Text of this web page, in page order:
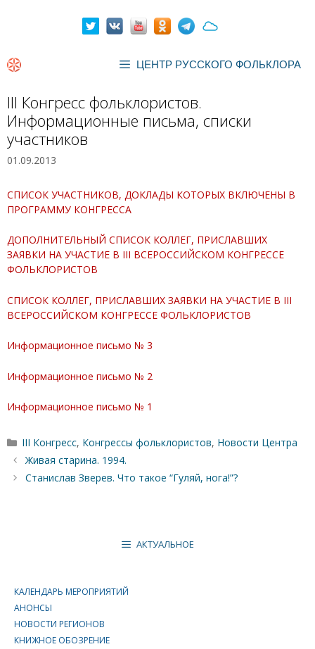
ЦЕНТР РУССКОГО ФОЛЬКЛОРА
III Конгресс фольклористов.
Информационные письма, списки
участников
01.09.2013
СПИСОК УЧАСТНИКОВ, ДОКЛАДЫ КОТОРЫХ ВКЛЮЧЕНЫ В
ПРОГРАММУ КОНГРЕССА
ДОПОЛНИТЕЛЬНЫЙ СПИСОК КОЛЛЕГ, ПРИСЛАВШИХ
ЗАЯВКИ НА УЧАСТИЕ В III ВСЕРОССИЙСКОМ КОНГРЕССЕ
ФОЛЬКЛОРИСТОВ
СПИСОК КОЛЛЕГ, ПРИСЛАВШИХ ЗАЯВКИ НА УЧАСТИЕ В III
ВСЕРОССИЙСКОМ КОНГРЕССЕ ФОЛЬКЛОРИСТОВ
Информационное письмо № 3
Информационное письмо № 2
Информационное письмо № 1
Рубрики
III Конгресс, Конгрессы фольклористов, Новости Центра
Живая старина. 1994.
Станислав Зверев. Что такое “Гуляй, нога!”?
АКТУАЛЬНОЕ
КАЛЕНДАРЬ МЕРОПРИЯТИЙ
АНОНСЫ
НОВОСТИ РЕГИОНОВ
КНИЖНОЕ ОБОЗРЕНИЕ